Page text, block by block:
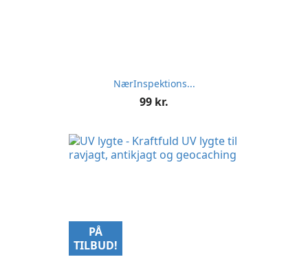
NærInspektions...
Pris
99 kr.
PÅ
TILBUD!